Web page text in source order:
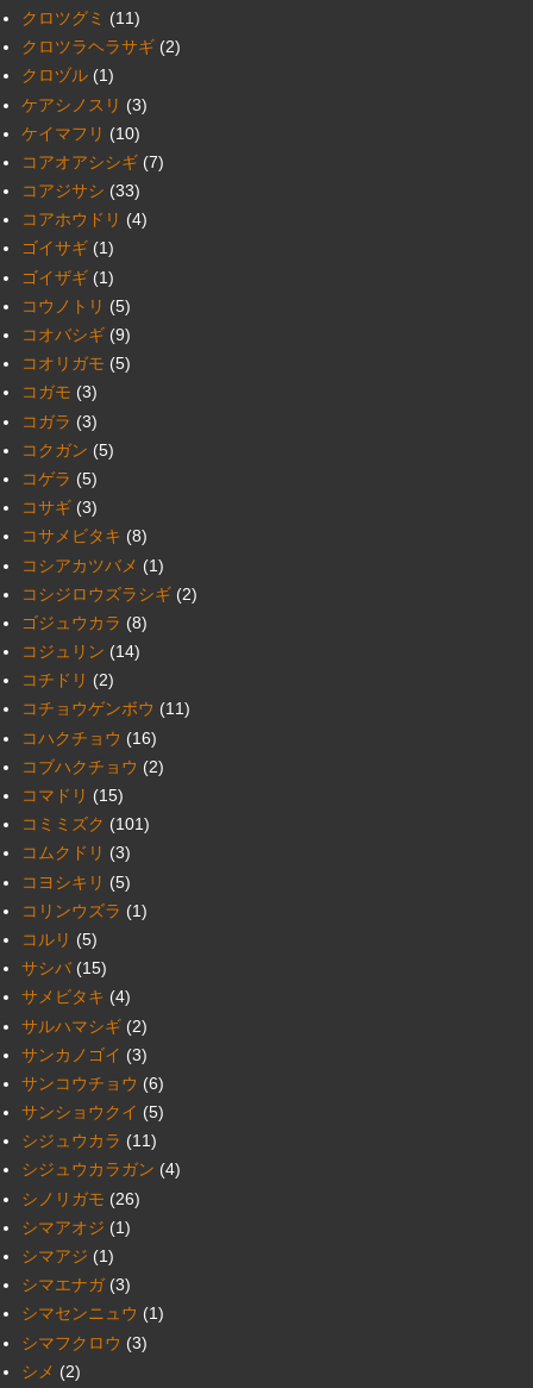
クロツグミ (11)
クロツラヘラサギ (2)
クロヅル (1)
ケアシノスリ (3)
ケイマフリ (10)
コアオアシシギ (7)
コアジサシ (33)
コアホウドリ (4)
ゴイサギ (1)
ゴイザギ (1)
コウノトリ (5)
コオバシギ (9)
コオリガモ (5)
コガモ (3)
コガラ (3)
コクガン (5)
コゲラ (5)
コサギ (3)
コサメビタキ (8)
コシアカツバメ (1)
コシジロウズラシギ (2)
ゴジュウカラ (8)
コジュリン (14)
コチドリ (2)
コチョウゲンボウ (11)
コハクチョウ (16)
コブハクチョウ (2)
コマドリ (15)
コミミズク (101)
コムクドリ (3)
コヨシキリ (5)
コリンウズラ (1)
コルリ (5)
サシバ (15)
サメビタキ (4)
サルハマシギ (2)
サンカノゴイ (3)
サンコウチョウ (6)
サンショウクイ (5)
シジュウカラ (11)
シジュウカラガン (4)
シノリガモ (26)
シマアオジ (1)
シマアジ (1)
シマエナガ (3)
シマセンニュウ (1)
シマフクロウ (3)
シメ (2)